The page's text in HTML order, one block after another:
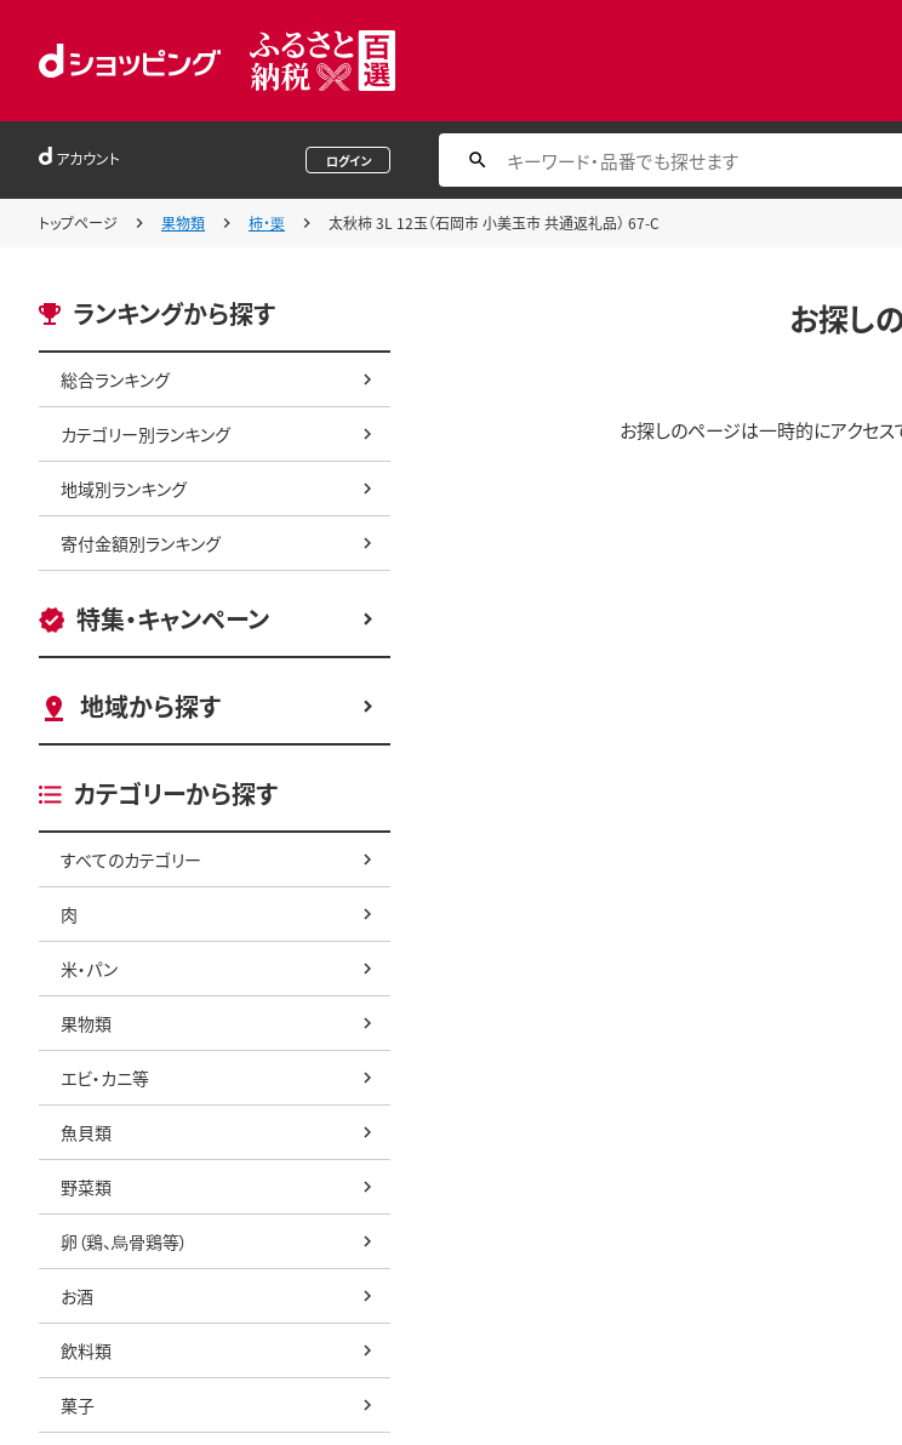
アカウント ログイン
トップページ 果物類 柿・栗 太秋柿 3L 12玉（石岡市 小美玉市 共通返礼品） 67-C
ランキングから探す
総合ランキング
カテゴリー別ランキング
地域別ランキング
寄付金額別ランキング
特集・キャンペーン
地域から探す
カテゴリーから探す
すべてのカテゴリー
肉
米・パン
果物類
エビ・カニ等
魚貝類
野菜類
卵（鶏、烏骨鶏等）
お酒
飲料類
菓子
お探し
お探しのページは一時的にアクセス